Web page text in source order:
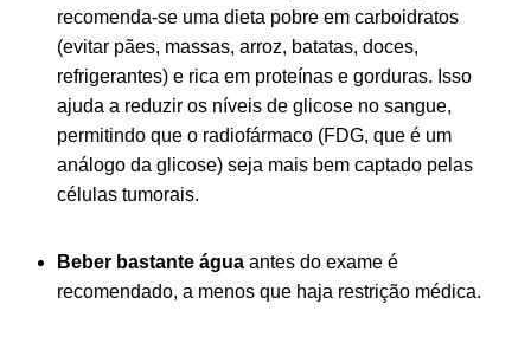
recomenda-se uma dieta pobre em carboidratos
(evitar pães, massas, arroz, batatas, doces,
refrigerantes) e rica em proteínas e gorduras. Isso
ajuda a reduzir os níveis de glicose no sangue,
permitindo que o radiofármaco (FDG, que é um
análogo da glicose) seja mais bem captado pelas
células tumorais.
Beber bastante água antes do exame é
recomendado, a menos que haja restrição médica.